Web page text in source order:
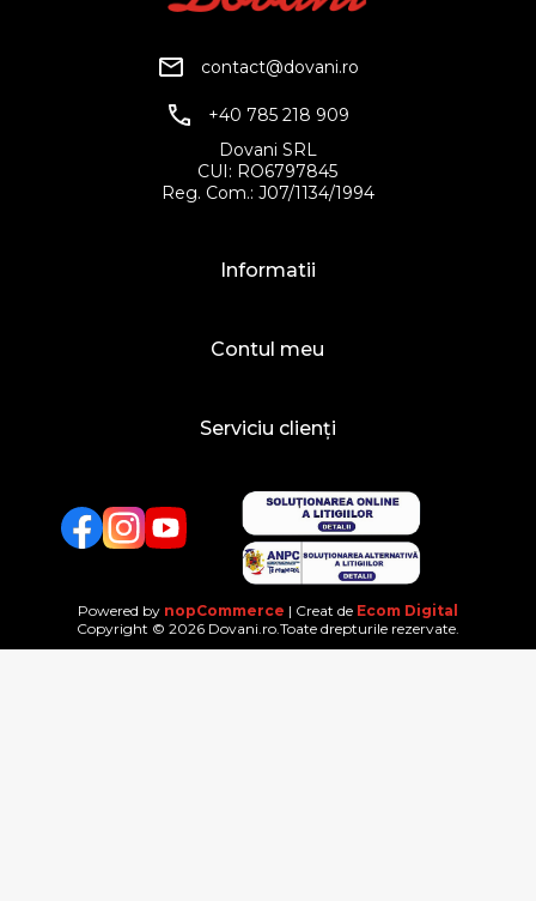
contact@dovani.ro
+40 785 218 909
Dovani SRL
CUI: RO6797845
Reg. Com.: J07/1134/1994
Informatii
Contul meu
Serviciu clienți
FacebookTwitterYouTube
Powered by nopCommerce | Creat de Ecom Digital
Copyright © 2026 Dovani.ro.Toate drepturile rezervate.